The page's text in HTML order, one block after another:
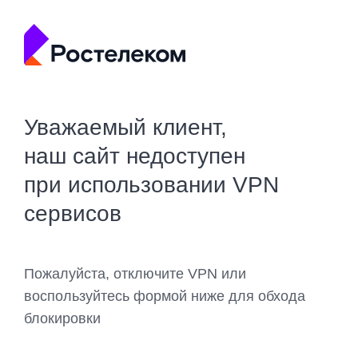
Уважаемый клиент,
наш сайт недоступен
при использовании VPN
сервисов
Пожалуйста, отключите VPN или
воспользуйтесь формой ниже для обхода
блокировки